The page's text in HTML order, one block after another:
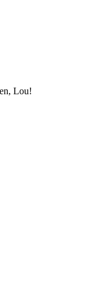
Lou!